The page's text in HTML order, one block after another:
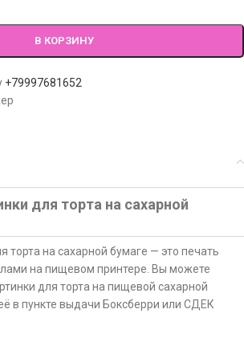
В КОРЗИНУ
+79997681652
для торта на сахарной
торта на сахарной бумаге — это печать
на пищевом принтере. Вы можете
для торта на пищевой сахарной
в пункте выдачи Боксберри или СДЕК